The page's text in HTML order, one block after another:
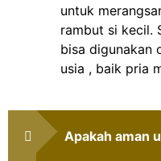
untuk
rambut si kecil.
bisa digunakan
usia , baik pria
Apakah aman